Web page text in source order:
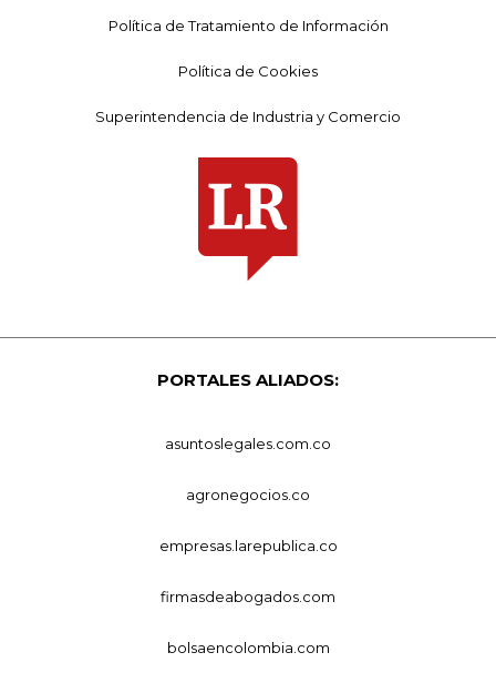
Política de Tratamiento de Información
Política de Cookies
Superintendencia de Industria y Comercio
PORTALES ALIADOS:
asuntoslegales.com.co
agronegocios.co
empresas.larepublica.co
firmasdeabogados.com
bolsaencolombia.com